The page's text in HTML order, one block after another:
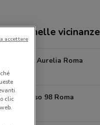
Wycon nelle vicinanze
Via di Valle Aurelia Roma
km
del Corso 98 Roma
km
clic
accettare